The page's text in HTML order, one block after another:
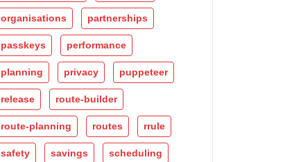
organisations partnerships
passkeys performance
planning privacy puppeteer
release route-builder
route-planning routes rrule
safety savings scheduling